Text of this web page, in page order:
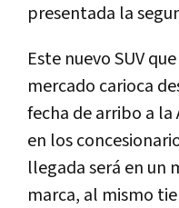
presentada la
Este nuevo SUV
mercado carioca
fecha de arribo a
en los
llegada será en un
marca, al mismo